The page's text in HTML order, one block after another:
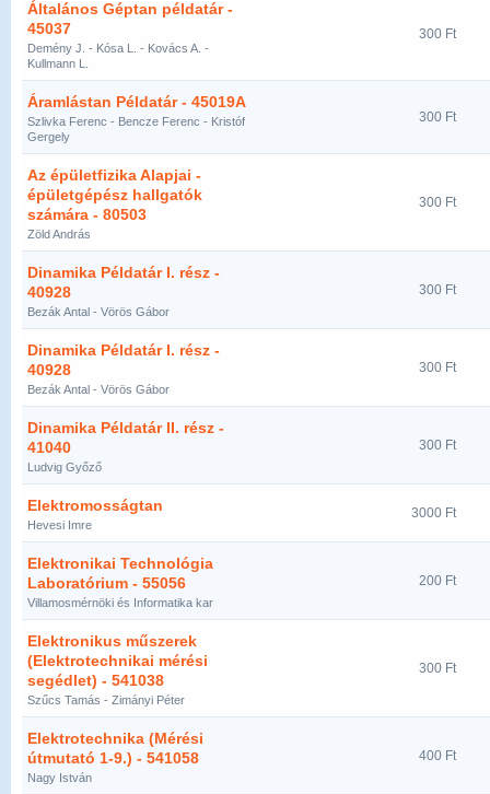
Általános Géptan példatár -
45037
Demény J. - Kósa L. - Kovács A. -
Kullmann L.
300 Ft
Áramlástan Példatár - 45019A
Szlivka Ferenc - Bencze Ferenc - Kristóf
Gergely
300 Ft
Az épületfizika Alapjai -
épületgépész hallgatók
számára - 80503
Zöld András
300 Ft
Dinamika Példatár I. rész -
40928
Bezák Antal - Vörös Gábor
300 Ft
Dinamika Példatár I. rész -
40928
Bezák Antal - Vörös Gábor
300 Ft
Dinamika Példatár II. rész -
41040
Ludvig Győző
300 Ft
Elektromosságtan
Hevesi Imre
3000 Ft
Elektronikai Technológia
Laboratórium - 55056
Villamosmérnöki és Informatika kar
200 Ft
Elektronikus műszerek
(Elektrotechnikai mérési
segédlet) - 541038
Szűcs Tamás - Zimányi Péter
300 Ft
Elektrotechnika (Mérési
útmutató 1-9.) - 541058
Nagy István
400 Ft